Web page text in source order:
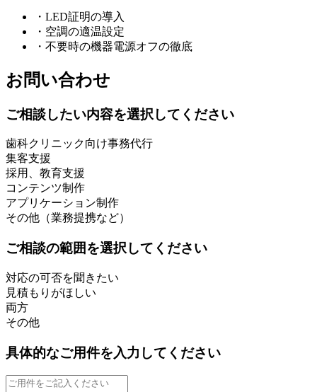
・LED証明の導入
・空調の適温設定
・不要時の機器電源オフの徹底
お問い合わせ
ご相談したい内容を選択してください
歯科クリニック向け事務代行
集客支援
採用、教育支援
コンテンツ制作
アプリケーション制作
その他（業務提携など）
ご相談の範囲を選択してください
対応の可否を聞きたい
見積もりがほしい
両方
その他
具体的なご用件を入力してください